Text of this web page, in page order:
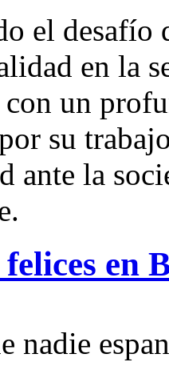
el
en la
un
su
ante la
en
nadie